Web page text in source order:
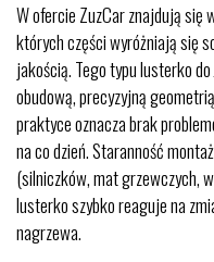
W ofercie ZuzCar znajdują się
których części wyróżniają się
jakością. Tego typu lusterko do
obudową, precyzyjną
praktyce oznacza brak
na co dzień. Staranność
(silniczków, mat grzewczych,
lusterko szybko reaguje na
nagrzewa.